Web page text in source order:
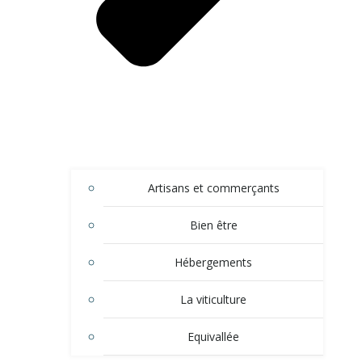
Artisans et commerçants
Bien être
Hébergements
La viticulture
Equivallée